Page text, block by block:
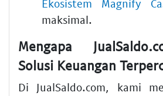
Ekosistem Magnify
maksimal.
Mengapa
Solusi Keuangan
Di JualSaldo.com, kami